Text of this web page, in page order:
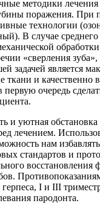
методики лечения
поражения. При
технологии
В случае среднего
«сверления
задачей является
ткани и качественно
очередь
и уютная
лечением.
нам
стандартов и
восстановления
I и III
пародонта.